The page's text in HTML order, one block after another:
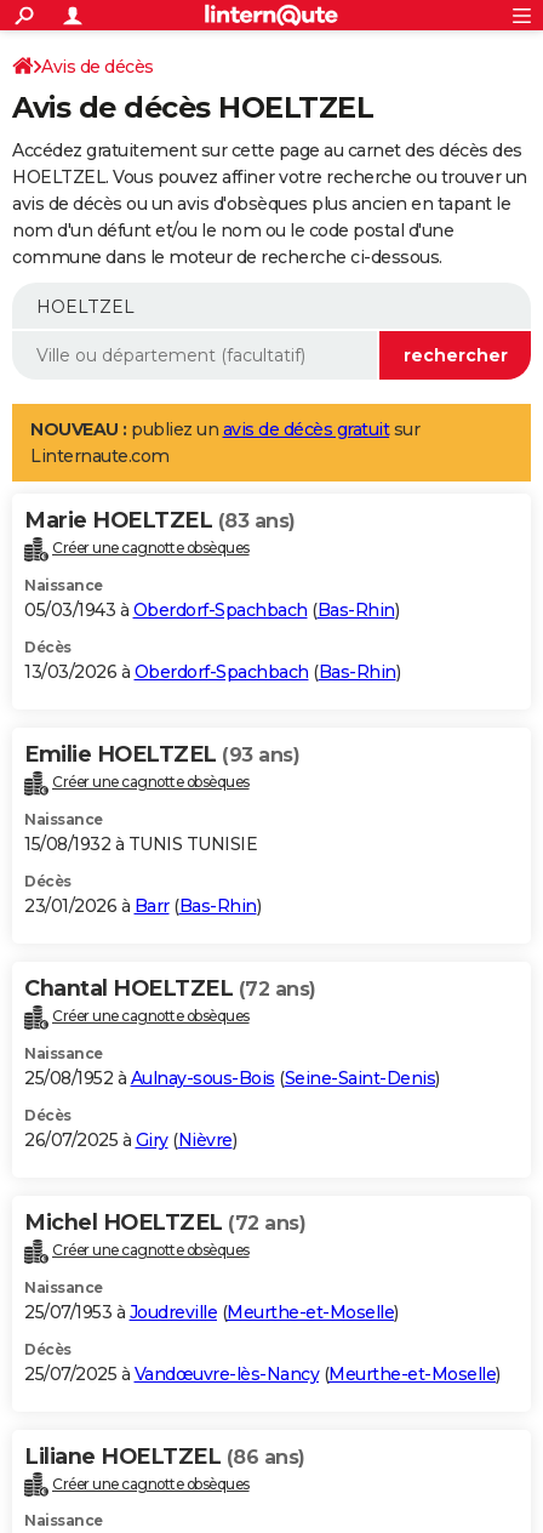
ACTUALITÉS
Politique
Société
Faits Divers
Education
Monde
Villes
+
SPORT
Coupe du monde 2026
Football
Tennis
Cyclisme
Rugby
Forum
Programme TV
TNT
Streaming
Cinéma
Sorties cinéma
Musique
+
FINANCE
Retraite
Epargne
Immobilier
Risques naturels par ville
Banque
Assurance
AUTO
Essais
Réserver un essai
Citadines
Berlines
SUV
Forum auto
+
Mobiles
Meilleur smartphone
Internet
Ordinateurs
Jeux vidéo
Guide high-tech
Aménagement intérieur
LIFESTYLE
Art de vivre
Bien-être
Loisirs
Mode
Modes de vie
Alimentation
Guide de la santé
Maladies
Médicaments
Sommeil
VOYAGE
Destinations
City break
Voyage nature
Voyage de noces
Forum
Climat
+PHOTO
GUIDES D'ACHAT
BONS PLANS
Carte de Noël
Carte Bonne année
Carte Saint-Valentin
Carte Pâques
Carte d'anniversaire
DICTIONNAIRE
Dictionnaire
Biographies
Citations
Expressions
Proverbes
PROGRAMME TV
S'inscrire
Se connecter
Lycées
Collèges
Primaires
Universités
Entreprises
Service militaire
Avis de recherche
AVIS DE DÉCÈS
Bricolage
Lifestyle
Culture
Sport
Auto
Television
Voyage
Cinema
Avis de décès
Avis de décès HOELTZEL
Accédez gratuitement sur cette page au carnet des décès des
HOELTZEL. Vous pouvez affiner votre recherche ou trouver un
avis de décès ou un avis d'obsèques plus ancien en tapant le
nom d'un défunt et/ou le nom ou le code postal d'une
commune dans le moteur de recherche ci-dessous.
NOUVEAU : publiez un avis de décès gratuitsur
Linternaute.com
Marie HOELTZEL (83 ans)
Créer une cagnotte obsèques
Naissance
05/03/1943 à Oberdorf-Spachbach (Bas-Rhin)
Décès
13/03/2026 à Oberdorf-Spachbach (Bas-Rhin)
Emilie HOELTZEL (93 ans)
Créer une cagnotte obsèques
Naissance
15/08/1932 à TUNIS TUNISIE
Décès
23/01/2026 à Barr(Bas-Rhin)
Chantal HOELTZEL (72 ans)
Créer une cagnotte obsèques
Naissance
25/08/1952 à Aulnay-sous-Bois (Seine-Saint-Denis)
Décès
26/07/2025 à Giry(Nièvre)
Michel HOELTZEL (72 ans)
Créer une cagnotte obsèques
Naissance
25/07/1953 à Joudreville (Meurthe-et-Moselle)
Décès
25/07/2025 à Vandœuvre-lès-Nancy(Meurthe-et-Moselle)
Liliane HOELTZEL (86 ans)
Créer une cagnotte obsèques
Naissance